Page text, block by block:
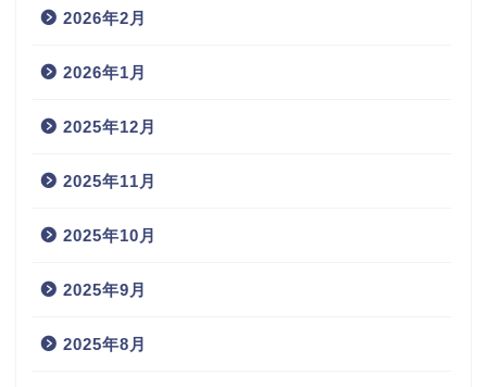
2026年2月
2026年1月
2025年12月
2025年11月
2025年10月
2025年9月
2025年8月